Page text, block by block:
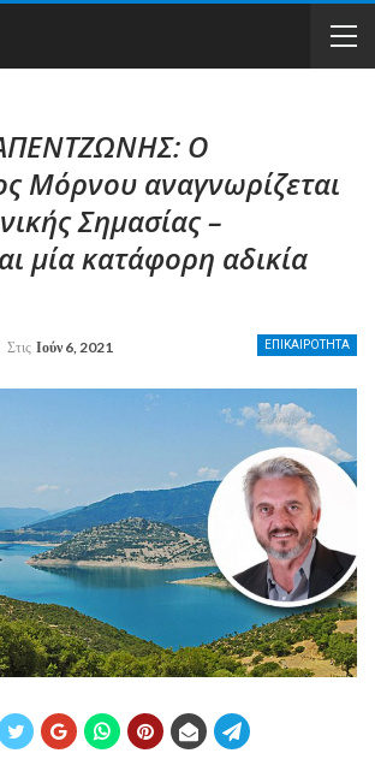
Ο
Μόρνου αναγνωρίζεται
Σημασίας –
μία κατάφορη αδικία
ΕΠΙΚΑΙΡΟΤΗΤΑ
Στις Ιούν 6, 2021